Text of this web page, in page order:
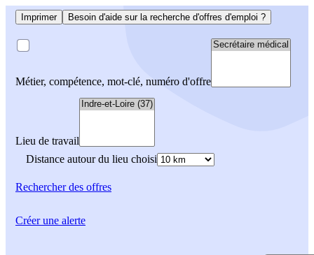
Imprimer Besoin d'aide sur la recherche d'offres d'emploi ?
Métier, compétence, mot-clé, numéro d'offre
Lieu de travail
Distance autour du lieu choisi
Rechercherdes offres
Créer une alerte